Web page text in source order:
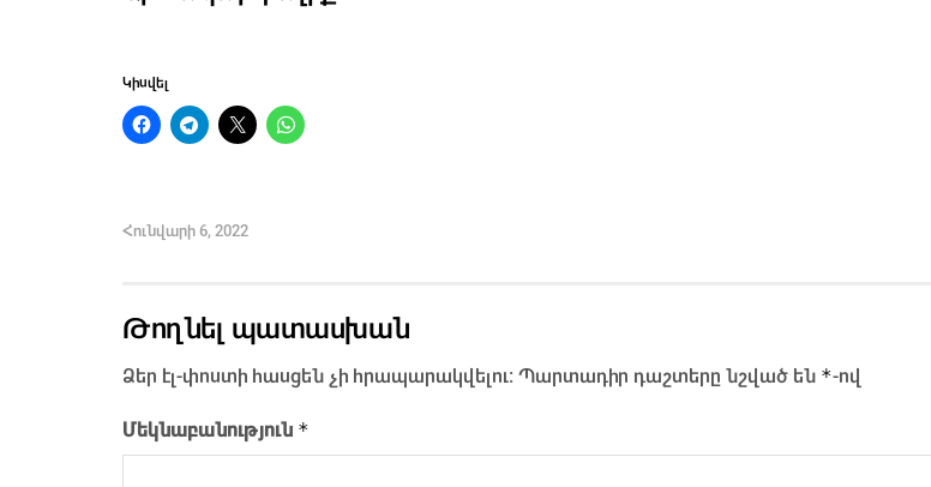
Կիսվել
Հունվարի 6, 2022
Թողնել պատասխան
Ձեր էլ-փոստի հասցեն չի հրապարակվելու։ Պարտադիր դաշտերը նշված են *-ով
Մեկնաբանություն *